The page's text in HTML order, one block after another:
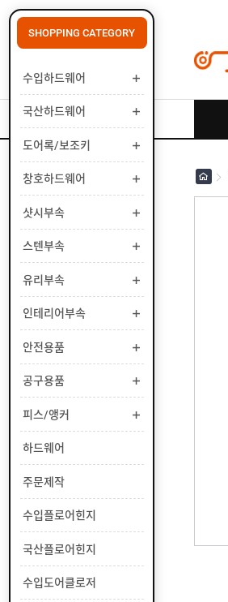
SHOPPING CATEGORY
수입하드웨어
국산하드웨어
도어록/보조키
창호하드웨어
샷시부속
스텐부속
유리부속
인테리어부속
안전용품
공구용품
피스/앵커
하드웨어
주문제작
수입플로어힌지
국산플로어힌지
수입도어클로저
로그인
회원가입
마이페이지
배송조회
수
입
하
웨
어
국
산
하
웨
어
도
어
록
보
조
창
호
하
어
샷
시
부
스
텐
부
유
리
부
속
인
테
리
어
속
안
전
용
품
공
용
품
피
/
앵
하
웨
어
주